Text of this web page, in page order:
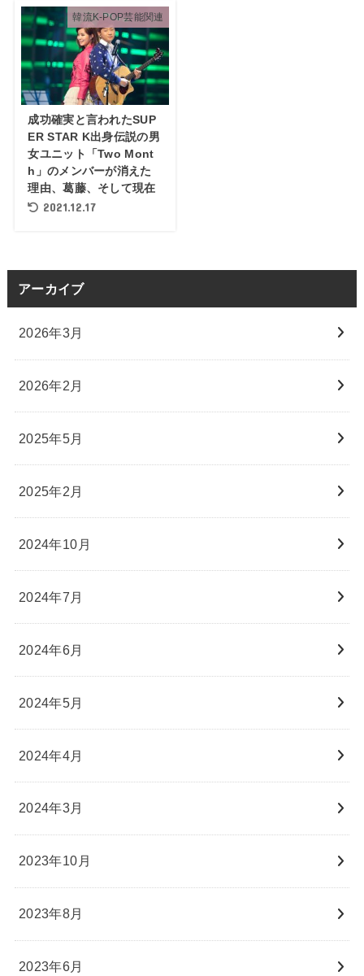
韓流K-POP芸能関連
成功確実と言われたSUP
ER STAR K出身伝説の男
女ユニット「Two Mont
h」のメンバーが消えた
理由、葛藤、そして現在
2021.12.17
アーカイブ
2026年3月
2026年2月
2025年5月
2025年2月
2024年10月
2024年7月
2024年6月
2024年5月
2024年4月
2024年3月
2023年10月
2023年8月
2023年6月